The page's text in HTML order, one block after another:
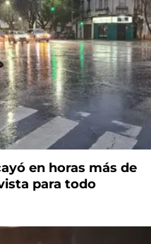
en horas más de
para todo